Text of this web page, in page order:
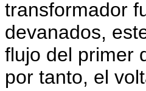
transformador
devanados,
flujo del primer
por tanto, el